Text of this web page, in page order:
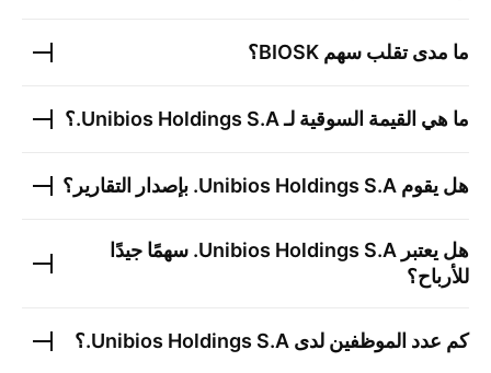
ما مدى تقلب سهم BIOSK؟
ما هي القيمة السوقية لـUnibios Holdings S.A. ؟
هل يقوم Unibios Holdings S.A. بإصدار التقارير؟
هل يعتبر Unibios Holdings S.A. سهمًا جيدًا
للأرباح؟
كم عدد الموظفين لدى Unibios Holdings S.A. ؟